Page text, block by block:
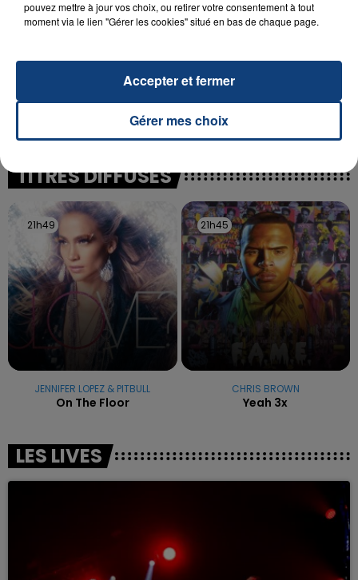
UNE ADOLESCENTE DEVANT SE FAIRE
OPÉRER DE LA CHEVILLE RESSORT DE LA...
La famille a porté plainte contre la clinique qui a
reconnu sa responsabilité et présenté ses
TITRES DIFFUSÉS
21h49
21h49
JENNIFER LOPEZ & PITBULL
On The Floor
21h45
21h45
CHRIS BROWN
Yeah 3x
LES LIVES
pouvez mettre à jour vos choix, ou retirer votre consentement à tout
moment via le lien "Gérer les cookies" situé en bas de chaque page.
Gérer mes choix
Accepter et fermer